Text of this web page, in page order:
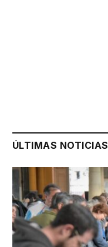
ÚLTIMAS NOTICIAS